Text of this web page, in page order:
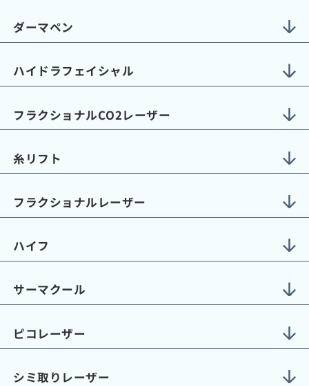
ダーマペン
ハイドラフェイシャル
フラクショナルCO2レーザー
糸リフト
フラクショナルレーザー
ハイフ
サーマクール
ピコレーザー
シミ取りレーザー